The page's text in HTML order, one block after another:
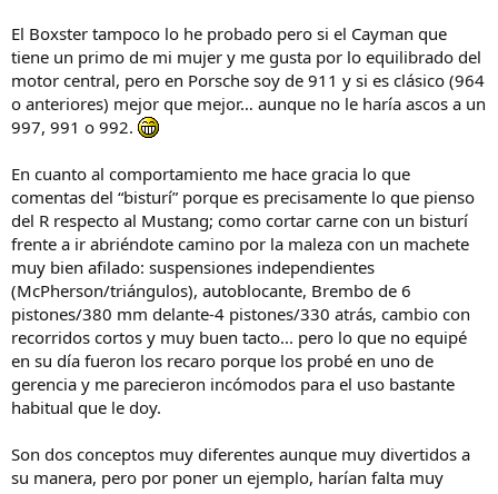
El Boxster tampoco lo he probado pero si el Cayman que
tiene un primo de mi mujer y me gusta por lo equilibrado del
motor central, pero en Porsche soy de 911 y si es clásico (964
o anteriores) mejor que mejor… aunque no le haría ascos a un
997, 991 o 992.
En cuanto al comportamiento me hace gracia lo que
comentas del “bisturí” porque es precisamente lo que pienso
del R respecto al Mustang; como cortar carne con un bisturí
frente a ir abriéndote camino por la maleza con un machete
muy bien afilado: suspensiones independientes
(McPherson/triángulos), autoblocante, Brembo de 6
pistones/380 mm delante-4 pistones/330 atrás, cambio con
recorridos cortos y muy buen tacto... pero lo que no equipé
en su día fueron los recaro porque los probé en uno de
gerencia y me parecieron incómodos para el uso bastante
habitual que le doy.
Son dos conceptos muy diferentes aunque muy divertidos a
su manera, pero por poner un ejemplo, harían falta muy